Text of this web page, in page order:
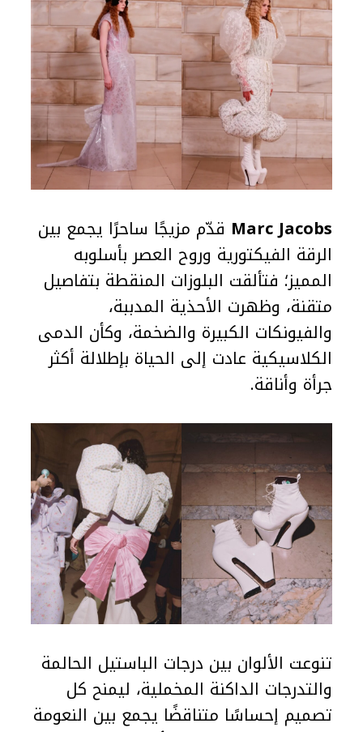
Marc Jacobs قدّم مزيجًا ساحرًا يجمع بين
الرقة الفيكتورية وروح العصر بأسلوبه
المميز؛ فتألقت البلوزات المنقطة بتفاصيل
متقنة، وظهرت الأحذية المدببة،
والفيونكات الكبيرة والضخمة، وكأن الدمى
الكلاسيكية عادت إلى الحياة بإطلالة أكثر
جرأة وأناقة.
تنوعت الألوان بين درجات الباستيل الحالمة
والتدرجات الداكنة المخملية، ليمنح كل
تصميم إحساسًا متناقضًا يجمع بين النعومة